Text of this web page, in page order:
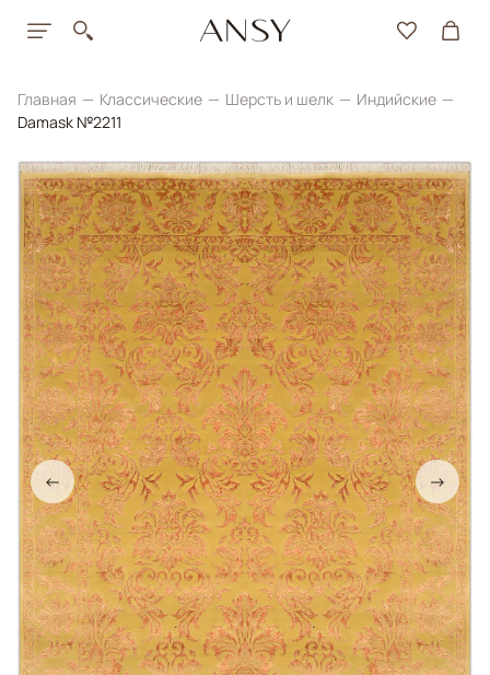
Главная Классические Шерсть и шелк
Индийские
Damask №2211
← →